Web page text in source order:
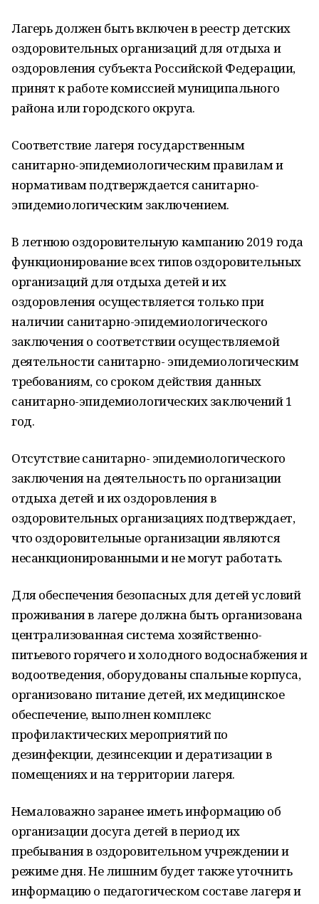
Лагерь должен быть включен в реестр детских
оздоровительных организаций для отдыха и
оздоровления субъекта Российской Федерации,
принят к работе комиссией муниципального
района или городского округа.
Соответствие лагеря государственным
санитарно-эпидемиологическим правилам и
нормативам подтверждается санитарно-
эпидемиологическим заключением.
В летнюю оздоровительную кампанию 2019 года
функционирование всех типов оздоровительных
организаций для отдыха детей и их
оздоровления осуществляется только при
наличии санитарно-эпидемиологического
заключения о соответствии осуществляемой
деятельности санитарно- эпидемиологическим
требованиям, со сроком действия данных
санитарно-эпидемиологических заключений 1
год.
Отсутствие санитарно- эпидемиологического
заключения на деятельность по организации
отдыха детей и их оздоровления в
оздоровительных организациях подтверждает,
что оздоровительные организации являются
несанкционированными и не могут работать.
Для обеспечения безопасных для детей условий
проживания в лагере должна быть организована
централизованная система хозяйственно-
питьевого горячего и холодного водоснабжения и
водоотведения, оборудованы спальные корпуса,
организовано питание детей, их медицинское
обеспечение, выполнен комплекс
профилактических мероприятий по
дезинфекции, дезинсекции и дератизации в
помещениях и на территории лагеря.
Немаловажно заранее иметь информацию об
организации досуга детей в период их
пребывания в оздоровительном учреждении и
режиме дня. Не лишним будет также уточнить
информацию о педагогическом составе лагеря и